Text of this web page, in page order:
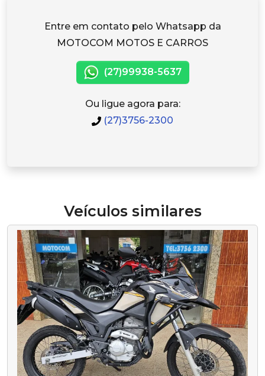
Entre em contato pelo Whatsapp da
MOTOCOM MOTOS E CARROS
(27)99938-5637
Ou ligue agora para:
(27)3756-2300
Veículos similares